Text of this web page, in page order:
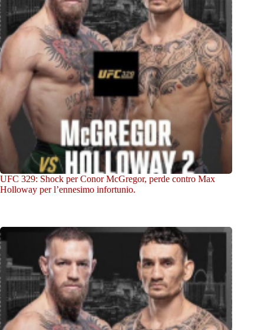
UFC 329: Shock per Conor McGregor, perde contro Max
Holloway per l’ennesimo infortunio.